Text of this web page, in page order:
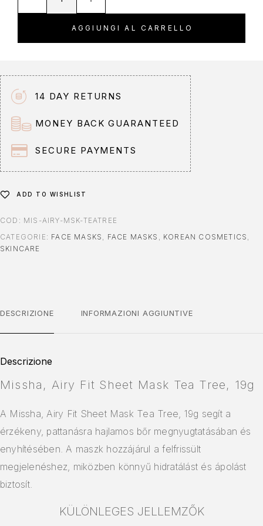
AGGIUNGI AL CARRELLO
a
t
i
v
e
:
14 DAY RETURNS
MONEY BACK GUARANTEED
SECURE PAYMENTS
ADD TO WISHLIST
COD: MIS-AIRY-MSK-TEATREE
CATEGORIE: FACE MASKS , FACE MASKS , KOREAN COSMETICS ,
SKINCARE
DESCRIZIONE INFORMAZIONI AGGIUNTIVE
Descrizione
Missha, Airy Fit Sheet Mask Tea Tree, 19g
A Missha, Airy Fit Sheet Mask Tea Tree, 19g segít a
érzékeny, pattanásra hajlamos bőr megnyugtatásában és
enyhítésében. A maszk hozzájárul a felfrissült
megjelenéshez, miközben könnyű hidratálást és ápolást
biztosít.
KÜLÖNLEGES JELLEMZŐK